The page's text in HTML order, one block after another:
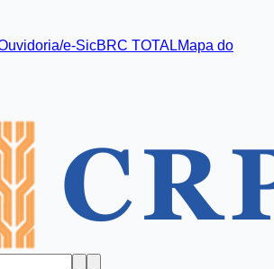
e-SicBRC TOTALMapa do